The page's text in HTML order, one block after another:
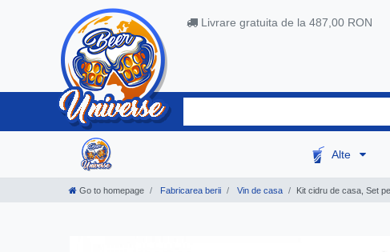
Livrare gratuita de la 487,00 RON
Alte
Go to homepage Fabricarea berii Vin de casa Kit cidru de casa, Set